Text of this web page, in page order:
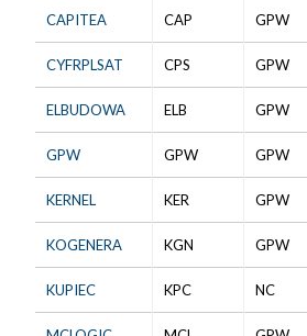
CAPITEA CAP GPW
CYFRPLSAT CPS GPW
ELBUDOWA ELB GPW
GPW GPW GPW
KERNEL KER GPW
KOGENERA KGN GPW
KUPIEC KPC NC